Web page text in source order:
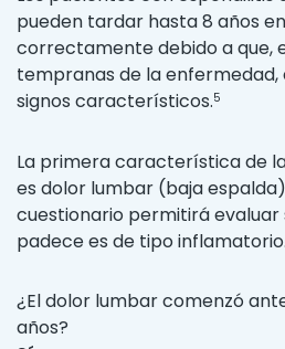
pueden tardar hasta 8 años
correctamente debido a que,
tempranas de la
signos característicos.5
La primera característica de
es dolor lumbar (baja
cuestionario permitirá evaluar
padece es de tipo inflamatorio.
¿El dolor lumbar comenzó
años?